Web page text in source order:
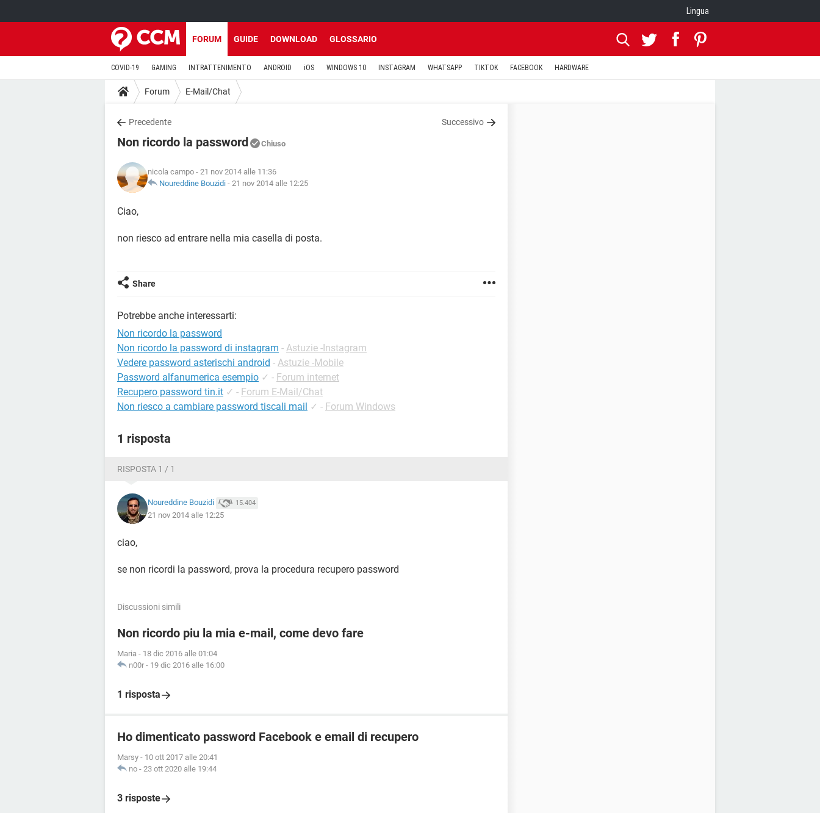
Lingua
FORUM GUIDE DOWNLOAD GLOSSARIO
COVID-19 GAMING INTRATTENIMENTO ANDROID iOS WINDOWS 10 INSTAGRAM WHATSAPP TIKTOK FACEBOOK HARDWARE
Forum E-Mail/Chat
Precedente Successivo
Non ricordo la password Chiuso
nicola campo - 21 nov 2014 alle 11:36
Noureddine Bouzidi - 21 nov 2014 alle 12:25
Ciao,
non riesco ad entrare nella mia casella di posta.
Share
Potrebbe anche interessarti:
Non ricordo la password
Non ricordo la password di instagram - Astuzie -Instagram
Vedere password asterischi android - Astuzie -Mobile
Password alfanumerica esempio ✓ - Forum internet
Recupero password tin.it ✓ - Forum E-Mail/Chat
Non riesco a cambiare password tiscali mail ✓ - Forum Windows
1 risposta
RISPOSTA 1 / 1
Noureddine Bouzidi 15.404
21 nov 2014 alle 12:25
ciao,
se non ricordi la password, prova la procedura recupero password
Discussioni simili
Non ricordo piu la mia e-mail, come devo fare
Maria - 18 dic 2016 alle 01:04
n00r - 19 dic 2016 alle 16:00
1 risposta
Ho dimenticato password Facebook e email di recupero
Marsy - 10 ott 2017 alle 20:41
no - 23 ott 2020 alle 19:44
3 risposte